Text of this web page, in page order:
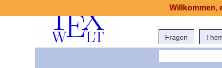
Fragen
Willkommen,